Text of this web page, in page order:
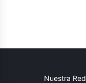
Nuestra Red